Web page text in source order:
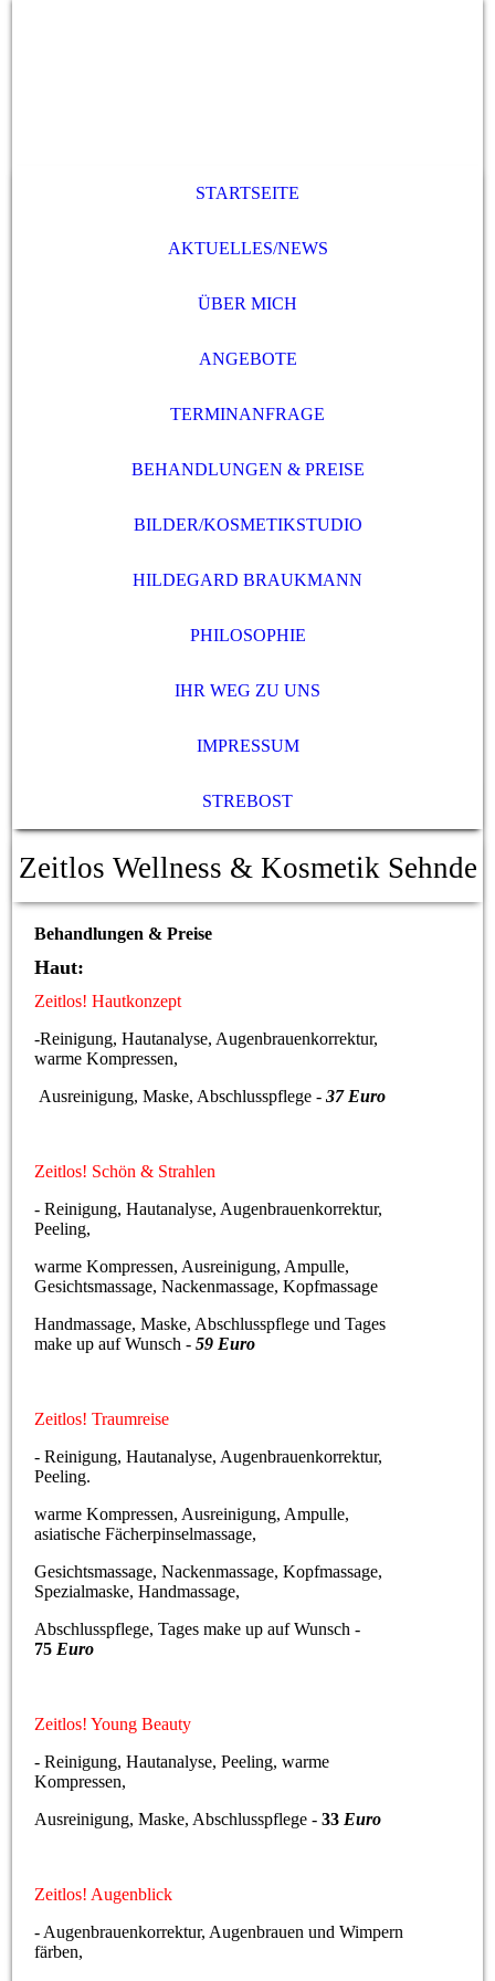
STARTSEITE
AKTUELLES/NEWS
ÜBER MICH
ANGEBOTE
TERMINANFRAGE
BEHANDLUNGEN & PREISE
BILDER/KOSMETIKSTUDIO
HILDEGARD BRAUKMANN
PHILOSOPHIE
IHR WEG ZU UNS
IMPRESSUM
STREBOST
Zeitlos Wellness & Kosmetik Sehnde
Behandlungen & Preise
Haut:
Zeitlos! Hautkonzept
-Reinigung, Hautanalyse, Augenbrauenkorrektur,
warme Kompressen,
Ausreinigung, Maske, Abschlusspflege -37 Euro
Zeitlos! Schön & Strahlen
- Reinigung, Hautanalyse, Augenbrauenkorrektur,
Peeling,
warme Kompressen, Ausreinigung, Ampulle,
Gesichtsmassage, Nackenmassage, Kopfmassage
Handmassage, Maske, Abschlusspflege und Tages
make up auf Wunsch -59 Euro
Zeitlos! Traumreise
- Reinigung, Hautanalyse, Augenbrauenkorrektur,
Peeling.
warme Kompressen, Ausreinigung, Ampulle,
asiatische Fächerpinselmassage,
Gesichtsmassage, Nackenmassage, Kopfmassage,
Spezialmaske, Handmassage,
Abschlusspflege, Tages make up auf Wunsch -
75 Euro
Zeitlos! Young Beauty
- Reinigung, Hautanalyse, Peeling, warme
Kompressen,
Ausreinigung, Maske, Abschlusspflege -33 Euro
Zeitlos! Augenblick
- Augenbrauenkorrektur, Augenbrauen und Wimpern
färben,